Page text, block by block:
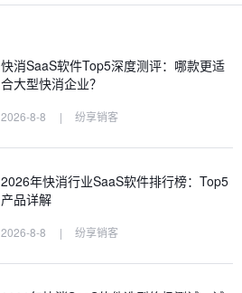
快消SaaS软件Top5深度测评：哪款更适
合大型快消企业？
2026-8-8 | 纷享销客
2026年快消行业SaaS软件排行榜：Top5
产品详解
2026-8-8 | 纷享销客